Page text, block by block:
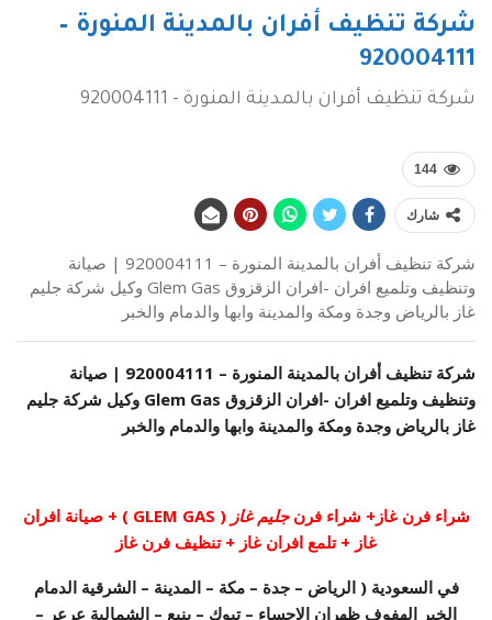
شركة تنظيف أفران بالمدينة المنورة –
920004111
شركة تنظيف أفران بالمدينة المنورة - 920004111
144
شارك
شركة تنظيف أفران بالمدينة المنورة – 920004111 | صيانة
وتنظيف وتلميع افران -افران الزقزوق Glem Gas وكيل شركة جليم
غاز بالرياض وجدة ومكة والمدينة وابها والدمام والخبر
شركة تنظيف أفران بالمدينة المنورة – 920004111 | صيانة
وتنظيف وتلميع افران -افران الزقزوق Glem Gas وكيل شركة جليم
غاز بالرياض وجدة ومكة والمدينة وابها والدمام والخبر
شراء فرن غاز+ شراء فرنجليم غاز
( GLEM GAS ) + صيانة افران
غاز + تلمع افران غاز + تنظيف فرن غاز
في السعودية ( الرياض – جدة – مكة – المدينة – الشرقية الدمام
الخبر الهفوف ظهران الاحساء – تبوك – ينبع – الشمالية عرعر –